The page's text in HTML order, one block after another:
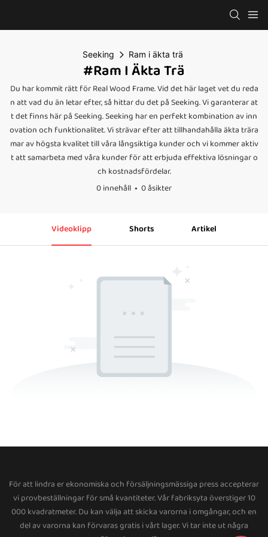
Seeking Ram i äkta trä
#Ram I Äkta Trä
Du har kommit rätt för Real Wood Frame. Vid det här laget vet du reda
n att vad du än letar efter, så hittar du det på Seeking. Vi garanterar at
t det finns här på Seeking. Seeking har en perfekt kombination av inn
ovation och funktionalitet. Vi strävar efter att tillhandahålla äkta trära
mar av högsta kvalitet till våra långsiktiga kunder och vi kommer aktiv
t att samarbeta med våra kunder för att erbjuda effektiva lösningar o
ch kostnadsfördelar.
0 innehåll
0 åsikter
Videoklipp Shorts Artikel
För att lindra er ekonomiska och försäljningsmässiga press accepterar
vi provbeställningar för små kvantiteter. Vår fabriksyta överstiger 10
000 kvadratmeter. Du kan välja att skicka varorna i omgångar, och en
del av varorna kan förvaras gratis i vårt lager. Vi tar inte ut några